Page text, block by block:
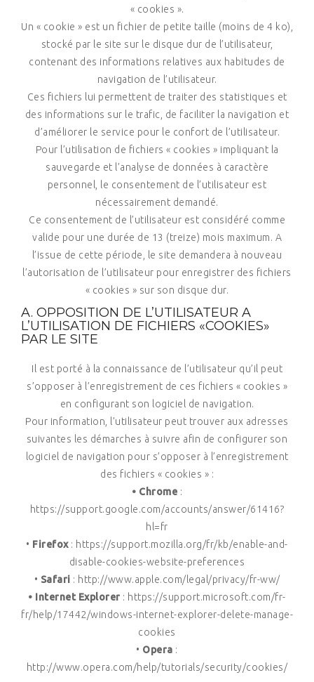
« cookies ».
Un « cookie » est un fichier de petite taille (moins de 4 ko),
stocké par le site sur le disque dur de l’utilisateur,
contenant des informations relatives aux habitudes de
navigation de l’utilisateur.
Ces fichiers lui permettent de traiter des statistiques et
des informations sur le trafic, de faciliter la navigation et
d’améliorer le service pour le confort de l’utilisateur.
Pour l’utilisation de fichiers « cookies » impliquant la
sauvegarde et l’analyse de données à caractère
personnel, le consentement de l’utilisateur est
nécessairement demandé.
Ce consentement de l’utilisateur est considéré comme
valide pour une durée de 13 (treize) mois maximum. A
l’issue de cette période, le site demandera à nouveau
l’autorisation de l’utilisateur pour enregistrer des fichiers
« cookies » sur son disque dur.
A. OPPOSITION DE L’UTILISATEUR A
L’UTILISATION DE FICHIERS «COOKIES»
PAR LE SITE
Il est porté à la connaissance de l’utilisateur qu’il peut
s’opposer à l’enregistrement de ces fichiers « cookies »
en configurant son logiciel de navigation.
Pour information, l’utilisateur peut trouver aux adresses
suivantes les démarches à suivre afin de configurer son
logiciel de navigation pour s’opposer à l’enregistrement
des fichiers « cookies » :
• Chrome :
https://support.google.com/accounts/answer/61416?
hl=fr
• Firefox: https://support.mozilla.org/fr/kb/enable-and-
disable-cookies-website-preferences
• Safari : http://www.apple.com/legal/privacy/fr-ww/
• Internet Explorer : https://support.microsoft.com/fr-
fr/help/17442/windows-internet-explorer-delete-manage-
cookies
• Opera :
http://www.opera.com/help/tutorials/security/cookies/